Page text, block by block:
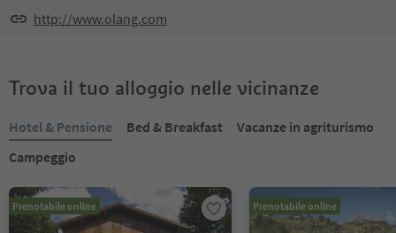
http://www.olang.com
Trova il tuo alloggio nelle vicinanze
Hotel & Pensione Bed & Breakfast
Vacanze in agriturismo
Campeggio
Prenotabile online Prenotabile online